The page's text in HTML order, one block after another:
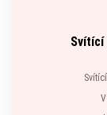
Svítící